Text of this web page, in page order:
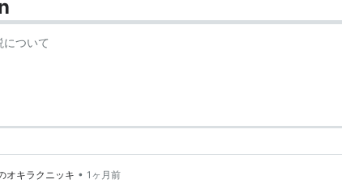
について
オキラクニッキ • 1ヶ月前